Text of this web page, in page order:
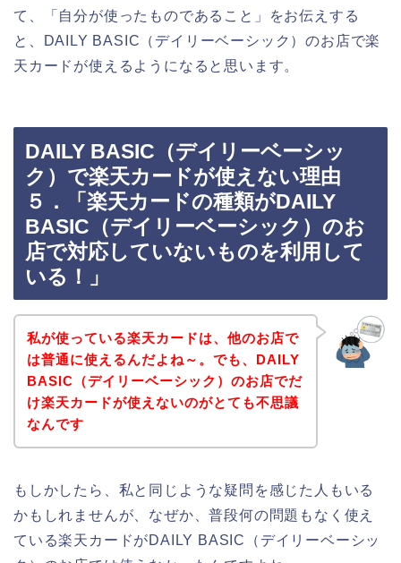
て、「自分が使ったものであること」をお伝えする
と、DAILY BASIC（デイリーベーシック）のお店で楽
天カードが使えるようになると思います。
DAILY BASIC（デイリーベーシッ
ク）で楽天カードが使えない理由
５．「楽天カードの種類がDAILY
BASIC（デイリーベーシック）のお
店で対応していないものを利用して
いる！」
私が使っている楽天カードは、他のお店で
は普通に使えるんだよね～。でも、DAILY
BASIC（デイリーベーシック）のお店でだ
け楽天カードが使えないのがとても不思議
なんです
もしかしたら、私と同じような疑問を感じた人もいる
かもしれませんが、なぜか、普段何の問題もなく使え
ている楽天カードがDAILY BASIC（デイリーベーシッ